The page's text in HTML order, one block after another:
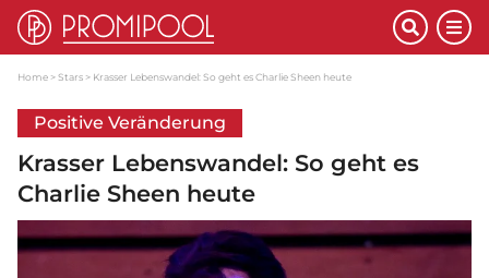
Home Stars Krasser Lebenswandel: So geht es Charlie Sheen heute
Positive Veränderung
Krasser Lebenswandel: So geht es
Charlie Sheen heute